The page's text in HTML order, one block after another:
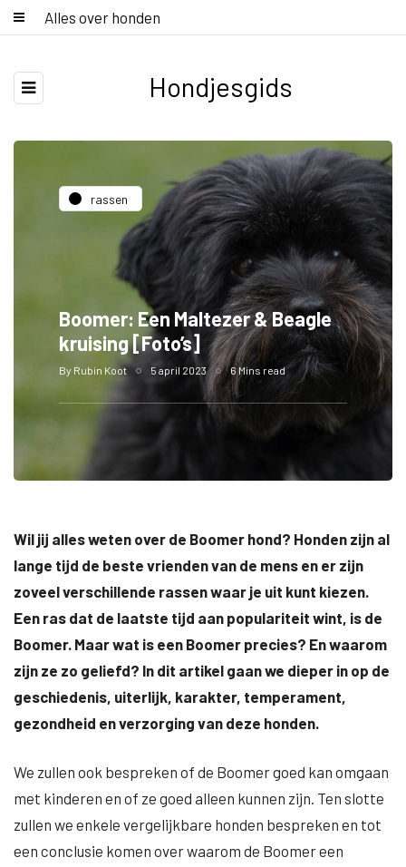
Alles over honden
Hondjesgids
rassen
Boomer: Een Maltezer & Beagle
kruising [Foto’s]
By Rubin Koot 5 april 2023 6 Mins read
Wil jij alles weten over de Boomer hond? Honden zijn al
lange tijd de beste vrienden van de mens en er zijn
zoveel verschillende rassen waar je uit kunt kiezen.
Een ras dat de laatste tijd aan populariteit wint, is de
Boomer. Maar wat is een Boomer precies? En waarom
zijn ze zo geliefd? In dit artikel gaan we dieper in op de
geschiedenis, uiterlijk, karakter, temperament,
gezondheid en verzorging van deze honden.
We zullen ook bespreken of de Boomer goed kan omgaan
met kinderen en of ze goed alleen kunnen zijn. Ten slotte
zullen we enkele vergelijkbare honden bespreken en tot
een conclusie komen over waarom de Boomer een